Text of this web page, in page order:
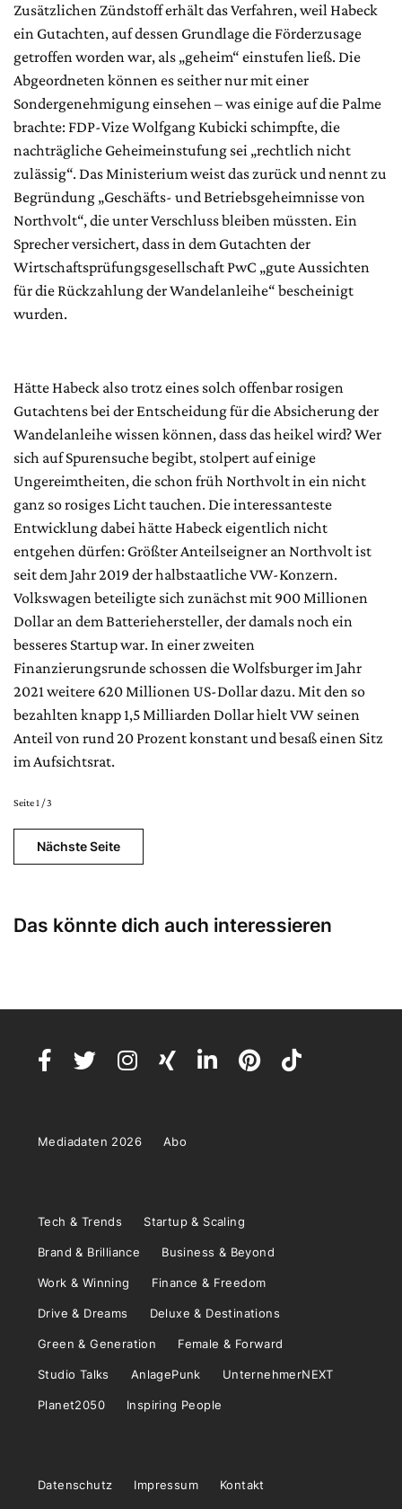
Zusätzlichen Zündstoff erhält das Verfahren, weil Habeck
ein Gutachten, auf dessen Grundlage die Förderzusage
getroffen worden war, als „geheim“ einstufen ließ. Die
Abgeordneten können es seither nur mit einer
Sondergenehmigung einsehen – was einige auf die Palme
brachte: FDP-Vize Wolfgang Kubicki schimpfte, die
nachträgliche Geheimeinstufung sei „rechtlich nicht
zulässig“. Das Ministerium weist das zurück und nennt zu
Begründung „Geschäfts- und Betriebsgeheimnisse von
Northvolt“, die unter Verschluss bleiben müssten. Ein
Sprecher versichert, dass in dem Gutachten der
Wirtschaftsprüfungsgesellschaft PwC „gute Aussichten
für die Rückzahlung der Wandelanleihe“ bescheinigt
wurden.
Hätte Habeck also trotz eines solch offenbar rosigen
Gutachtens bei der Entscheidung für die Absicherung der
Wandelanleihe wissen können, dass das heikel wird? Wer
sich auf Spurensuche begibt, stolpert auf einige
Ungereimtheiten, die schon früh Northvolt in ein nicht
ganz so rosiges Licht tauchen. Die interessanteste
Entwicklung dabei hätte Habeck eigentlich nicht
entgehen dürfen: Größter Anteilseigner an Northvolt ist
seit dem Jahr 2019 der halbstaatliche VW-Konzern.
Volkswagen beteiligte sich zunächst mit 900 Millionen
Dollar an dem Batteriehersteller, der damals noch ein
besseres Startup war. In einer zweiten
Finanzierungsrunde schossen die Wolfsburger im Jahr
2021 weitere 620 Millionen US-Dollar dazu. Mit den so
bezahlten knapp 1,5 Milliarden Dollar hielt VW seinen
Anteil von rund 20 Prozent konstant und besaß einen Sitz
im Aufsichtsrat.
Seite 1 / 3
Nächste Seite
Das könnte dich auch interessieren
Mediadaten 2026 Abo
Tech & Trends Startup & Scaling
Brand & Brilliance Business & Beyond
Work & Winning Finance & Freedom
Drive & Dreams Deluxe & Destinations
Green & Generation Female & Forward
Studio Talks AnlagePunk UnternehmerNEXT
Planet2050 Inspiring People
Datenschutz Impressum Kontakt